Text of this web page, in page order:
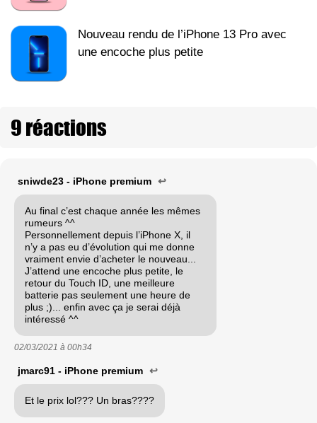
Nouveau rendu de l’iPhone 13 Pro avec
une encoche plus petite
9 réactions
sniwde23 - iPhone premium ↩
Au final c’est chaque année les mêmes
rumeurs ^^
Personnellement depuis l’iPhone X, il
n’y a pas eu d’évolution qui me donne
vraiment envie d’acheter le nouveau...
J’attend une encoche plus petite, le
retour du Touch ID, une meilleure
batterie pas seulement une heure de
plus ;)... enfin avec ça je serai déjà
intéressé ^^
02/03/2021 à 00h34
jmarc91 - iPhone premium ↩
Et le prix lol??? Un bras????